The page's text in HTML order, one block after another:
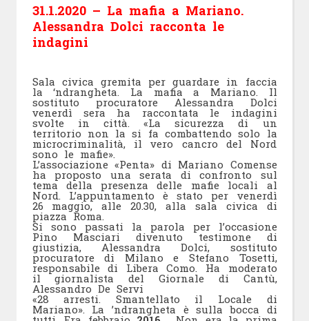
31.1.2020 – La mafia a Mariano.
Alessandra Dolci racconta le
indagini
Sala civica gremita per guardare in faccia
la ‘ndrangheta. La mafia a Mariano. Il
sostituto procuratore Alessandra Dolci
venerdì sera ha raccontata le indagini
svolte in città. «La sicurezza di un
territorio non la si fa combattendo solo la
microcriminalità, il vero cancro del Nord
sono le mafie».
L’associazione «Penta» di Mariano Comense
ha proposto una serata di confronto sul
tema della presenza delle mafie locali al
Nord. L’appuntamento è stato per venerdì
26 maggio, alle 20.30, alla sala civica di
piazza Roma.
Si sono passati la parola per l’occasione
Pino Masciari divenuto testimone di
giustizia, Alessandra Dolci, sostituto
procuratore di Milano e Stefano Tosetti,
responsabile di Libera Como. Ha moderato
il giornalista del Giornale di Cantù,
Alessandro De Servi
«28 arresti. Smantellato il Locale di
Mariano». La ’ndrangheta è sulla bocca di